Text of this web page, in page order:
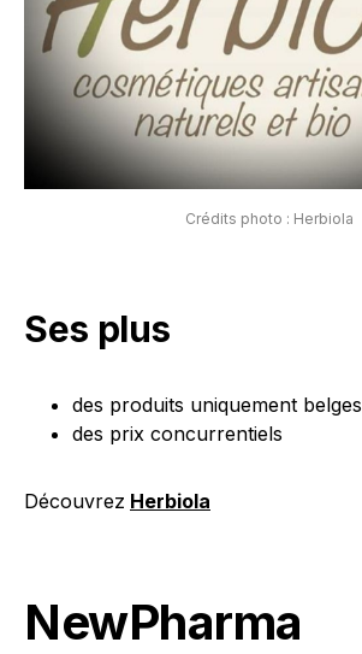
Crédits photo : Herbiola
Ses plus
des produits uniquement belges
des prix concurrentiels
Découvrez Herbiola
NewPharma